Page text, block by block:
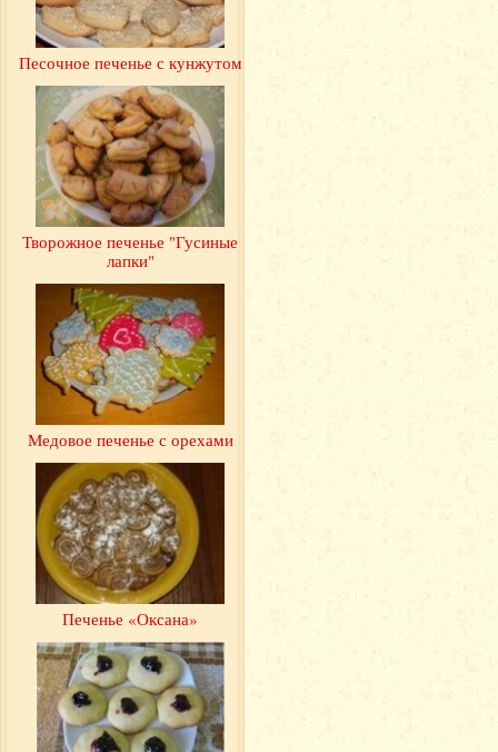
Песочное печенье с кунжутом
Творожное печенье "Гусиные
лапки"
Медовое печенье с орехами
Печенье «Оксана»